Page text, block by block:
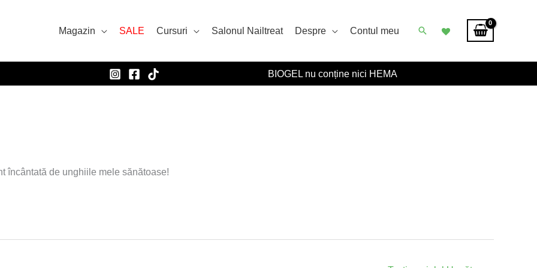
Magazin SALE Cursuri Salonul Nailtreat Despre Contul meu Caută
BIOGEL nu conține nici HEMA
încântată de unghiile mele sănătoase!